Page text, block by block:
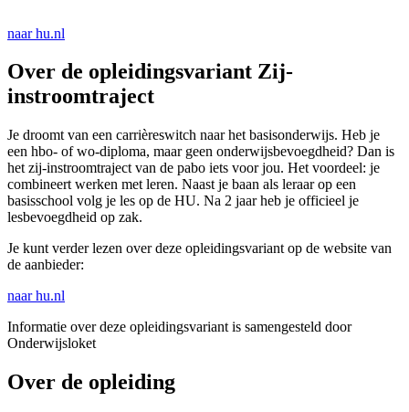
naar hu.nl
Over de opleidingsvariant Zij-
instroomtraject
Je droomt van een carrièreswitch naar het basisonderwijs. Heb je
een hbo- of wo-diploma, maar geen onderwijsbevoegdheid? Dan is
het zij-instroomtraject van de pabo iets voor jou. Het voordeel: je
combineert werken met leren. Naast je baan als leraar op een
basisschool volg je les op de HU. Na 2 jaar heb je officieel je
lesbevoegdheid op zak.
Je kunt verder lezen over deze opleidingsvariant op de website van
de aanbieder:
naar hu.nl
Informatie over deze opleidingsvariant is samengesteld door
Onderwijsloket
Over de opleiding